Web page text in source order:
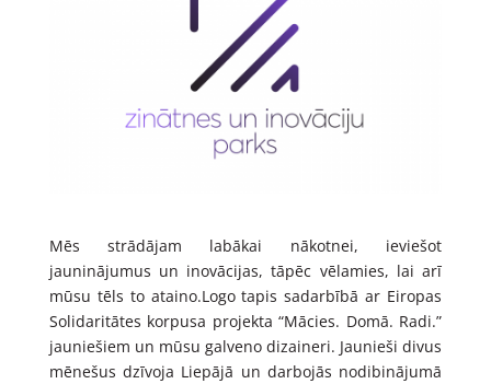
Mēs strādājam labākai nākotnei, ieviešot
jauninājumus un inovācijas, tāpēc vēlamies, lai arī
mūsu tēls to ataino.Logo tapis sadarbībā ar Eiropas
Solidaritātes korpusa projekta “Mācies. Domā. Radi.”
jauniešiem un mūsu galveno dizaineri. Jaunieši divus
mēnešus dzīvoja Liepājā un darbojās nodibinājumā